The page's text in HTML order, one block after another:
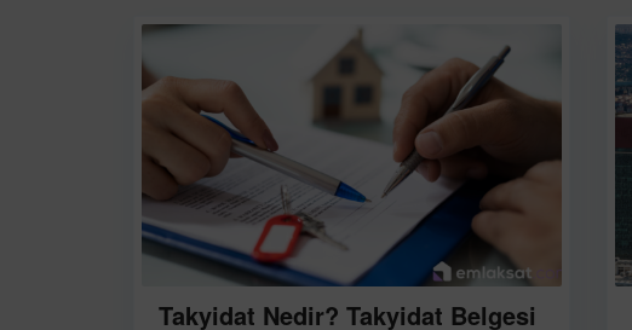
Takyidat Nedir? Takyidat Belgesi